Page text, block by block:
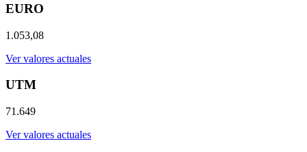
EURO
1.053,08
Ver valores actuales
UTM
71.649
Ver valores actuales